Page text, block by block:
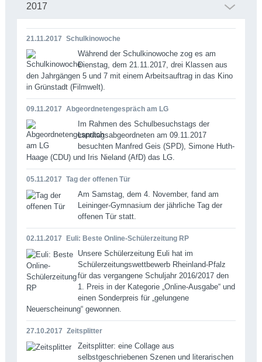
2017
21.11.2017 Schulkinowoche
Während der Schulkinowoche zog es am
Dienstag, dem 21.11.2017, drei Klassen aus
den Jahrgängen 5 und 7 mit einem Arbeitsauftrag in das Kino
in Grünstadt (Filmwelt).
09.11.2017 Abgeordnetengespräch am LG
Im Rahmen des Schulbesuchstags der
Landtagsabgeordneten am 09.11.2017
besuchten Manfred Geis (SPD), Simone Huth-
Haage (CDU) und Iris Nieland (AfD) das LG.
05.11.2017 Tag der offenen Tür
Am Samstag, dem 4. November, fand am
Leininger-Gymnasium der jährliche Tag der
offenen Tür statt.
02.11.2017 Euli: Beste Online-Schülerzeitung RP
Unsere Schülerzeitung Euli hat im
Schülerzeitungswettbewerb Rheinland-Pfalz
für das vergangene Schuljahr 2016/2017 den
1. Preis in der Kategorie „Online-Ausgabe“ und
einen Sonderpreis für „gelungene
Neuerscheinung“ gewonnen.
27.10.2017 Zeitsplitter
Zeitsplitter: eine Collage aus
selbstgeschriebenen Szenen und literarischen